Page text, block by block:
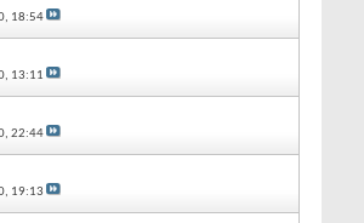
18:54
13:11
22:44
19:13